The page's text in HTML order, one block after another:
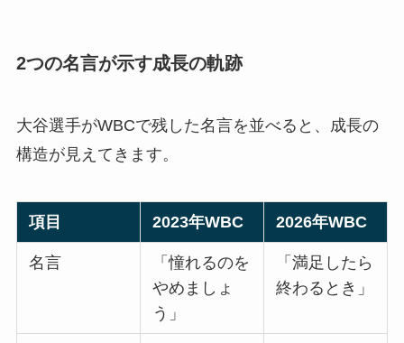
2つの名言が示す成長の軌跡
大谷選手がWBCで残した名言を並べると、成長の
構造が見えてきます。
項目 2023年WBC 2026年WBC
名言
「憧れるのを
やめましょ
う」
「満足したら
終わるとき」